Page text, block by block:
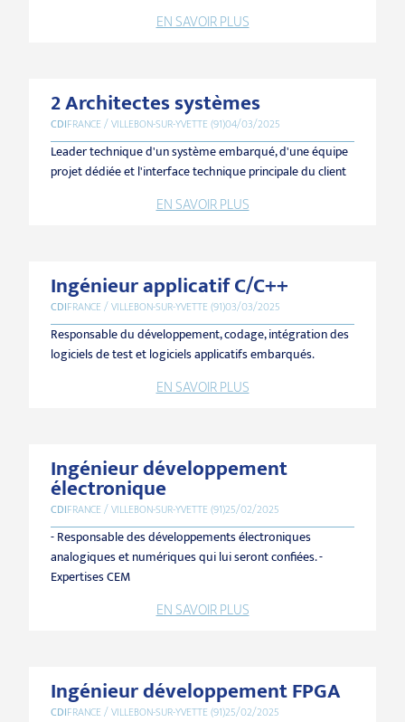
EN SAVOIR PLUS
2 Architectes systèmes
CDIFRANCE / VILLEBON-SUR-YVETTE (91)04/03/2025
Leader technique d'un système embarqué, d'une équipe
projet dédiée et l'interface technique principale du client
EN SAVOIR PLUS
Ingénieur applicatif C/C++
CDIFRANCE / VILLEBON-SUR-YVETTE (91)03/03/2025
Responsable du développement, codage, intégration des
logiciels de test et logiciels applicatifs embarqués.
EN SAVOIR PLUS
Ingénieur développement
électronique
CDIFRANCE / VILLEBON-SUR-YVETTE (91)25/02/2025
- Responsable des développements électroniques
analogiques et numériques qui lui seront confiées. -
Expertises CEM
EN SAVOIR PLUS
Ingénieur développement FPGA
CDIFRANCE / VILLEBON-SUR-YVETTE (91)25/02/2025